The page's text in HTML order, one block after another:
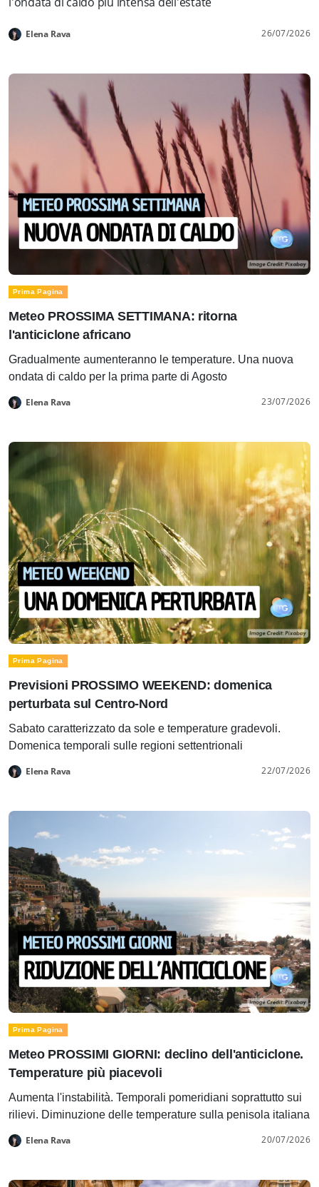
Elena Rava 26/07/2026
Prima Pagina
Meteo PROSSIMA SETTIMANA: ritorna
l'anticiclone africano
Gradualmente aumenteranno le temperature. Una nuova
ondata di caldo per la prima parte di Agosto
Elena Rava 23/07/2026
Prima Pagina
Previsioni PROSSIMO WEEKEND: domenica
perturbata sul Centro-Nord
Sabato caratterizzato da sole e temperature gradevoli.
Domenica temporali sulle regioni settentrionali
Elena Rava 22/07/2026
Prima Pagina
Meteo PROSSIMI GIORNI: declino dell'anticiclone.
Temperature più piacevoli
Aumenta l'instabilità. Temporali pomeridiani soprattutto sui
rilievi. Diminuzione delle temperature sulla penisola italiana
Elena Rava 20/07/2026